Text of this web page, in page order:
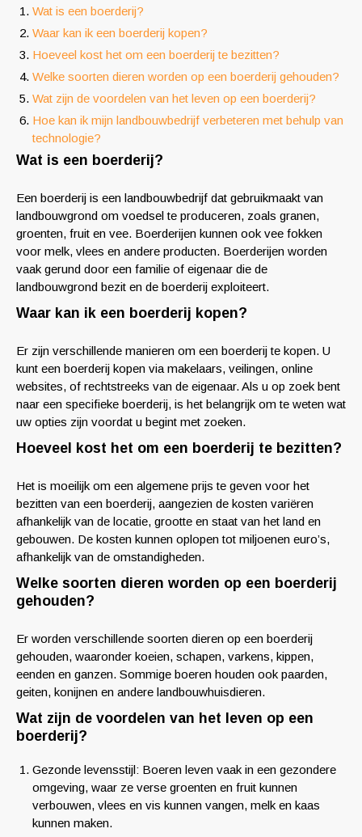
Wat is een boerderij?
Waar kan ik een boerderij kopen?
Hoeveel kost het om een boerderij te bezitten?
Welke soorten dieren worden op een boerderij gehouden?
Wat zijn de voordelen van het leven op een boerderij?
Hoe kan ik mijn landbouwbedrijf verbeteren met behulp van
technologie?
Wat is een boerderij?
Een boerderij is een landbouwbedrijf dat gebruikmaakt van
landbouwgrond om voedsel te produceren, zoals granen,
groenten, fruit en vee. Boerderijen kunnen ook vee fokken
voor melk, vlees en andere producten. Boerderijen worden
vaak gerund door een familie of eigenaar die de
landbouwgrond bezit en de boerderij exploiteert.
Waar kan ik een boerderij kopen?
Er zijn verschillende manieren om een boerderij te kopen. U
kunt een boerderij kopen via makelaars, veilingen, online
websites, of rechtstreeks van de eigenaar. Als u op zoek bent
naar een specifieke boerderij, is het belangrijk om te weten wat
uw opties zijn voordat u begint met zoeken.
Hoeveel kost het om een boerderij te bezitten?
Het is moeilijk om een algemene prijs te geven voor het
bezitten van een boerderij, aangezien de kosten variëren
afhankelijk van de locatie, grootte en staat van het land en
gebouwen. De kosten kunnen oplopen tot miljoenen euro’s,
afhankelijk van de omstandigheden.
Welke soorten dieren worden op een boerderij
gehouden?
Er worden verschillende soorten dieren op een boerderij
gehouden, waaronder koeien, schapen, varkens, kippen,
eenden en ganzen. Sommige boeren houden ook paarden,
geiten, konijnen en andere landbouwhuisdieren.
Wat zijn de voordelen van het leven op een
boerderij?
Gezonde levensstijl: Boeren leven vaak in een gezondere
omgeving, waar ze verse groenten en fruit kunnen
verbouwen, vlees en vis kunnen vangen, melk en kaas
kunnen maken.